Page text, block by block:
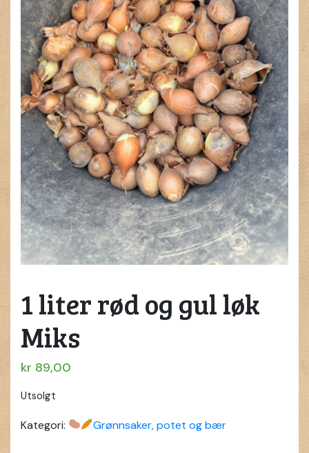
1 liter rød og gul løk
Miks
kr 89,00
Utsolgt
Kategori: Grønnsaker, potet og bær